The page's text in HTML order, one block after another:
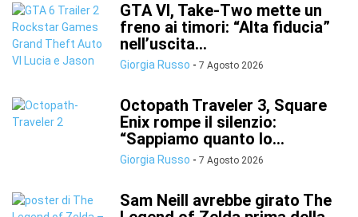
GTA VI, Take-Two mette un
freno ai timori: “Alta fiducia”
nell’uscita...
Giorgia Russo - 7 Agosto 2026
Octopath Traveler 3, Square
Enix rompe il silenzio:
“Sappiamo quanto lo...
Giorgia Russo - 7 Agosto 2026
Sam Neill avrebbe girato The